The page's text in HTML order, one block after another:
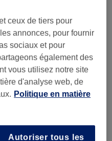
30 €
ceux de tiers pour
annonces, pour fournir
sociaux et pour
également des
vous utilisez notre site
d'analyse web, de
Politique en matière
Autoriser tous les